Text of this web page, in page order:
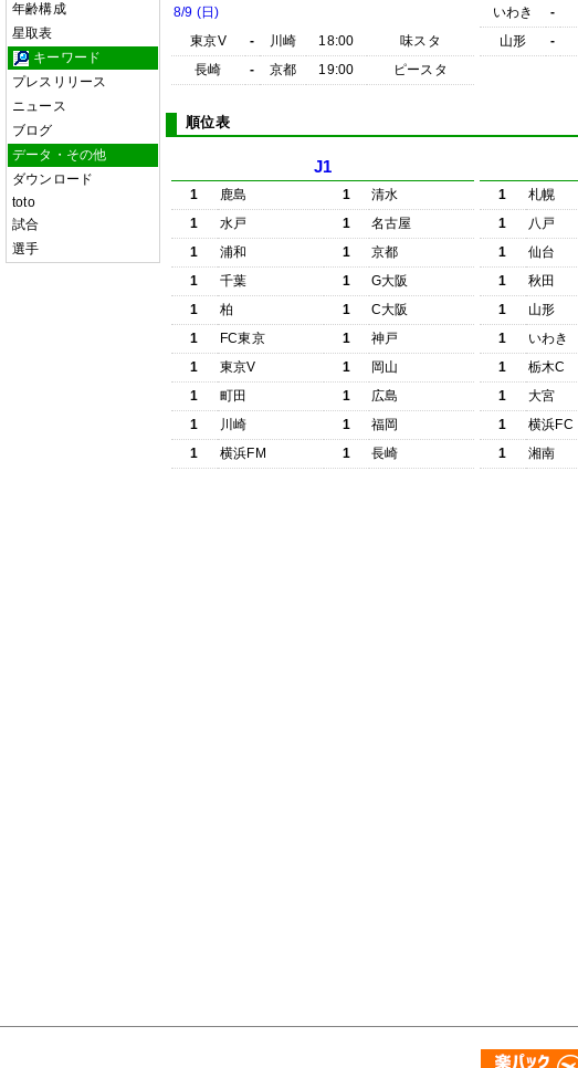
年齢構成
星取表
キーワード
プレスリリース
ニュース
ブログ
データ・その他
ダウンロード
toto
試合
選手
8/9 (日)
東京V
- 川崎 18:00
味スタ
長崎
- 京都 19:00 ピースタ
いわき
-
山形
-
順位表
J1
1 鹿島 1
清水
1
水戸 1
名古屋
1
浦和 1
京都
1
千葉 1
G大阪
1
柏 1
C大阪
1
FC東京 1
神戸
1
東京V 1
岡山
1
町田 1
広島
1
川崎 1
福岡
1
横浜FM 1 長崎
1 札幌
1
八戸
1
仙台
1
秋田
1
山形
1
いわき
1
栃木C
1
大宮
1
横浜FC
1
湘南